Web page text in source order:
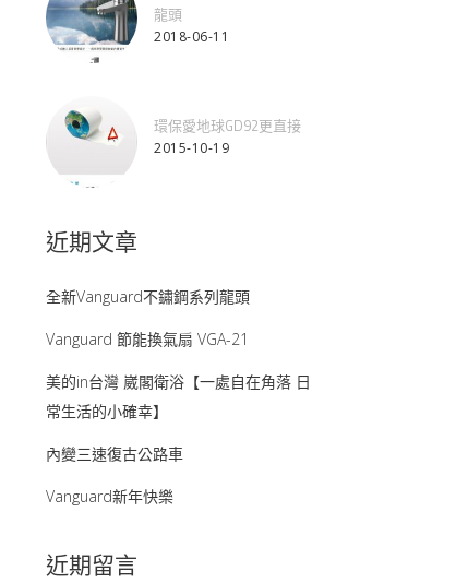
龍頭
2018-06-11
環保愛地球GD92更直接
2015-10-19
近期文章
全新Vanguard不鏽鋼系列龍頭
Vanguard 節能換氣扇 VGA-21
美的in台灣 崴閣衛浴【一處自在角落 日
常生活的小確幸】
內變三速復古公路車
Vanguard新年快樂
近期留言